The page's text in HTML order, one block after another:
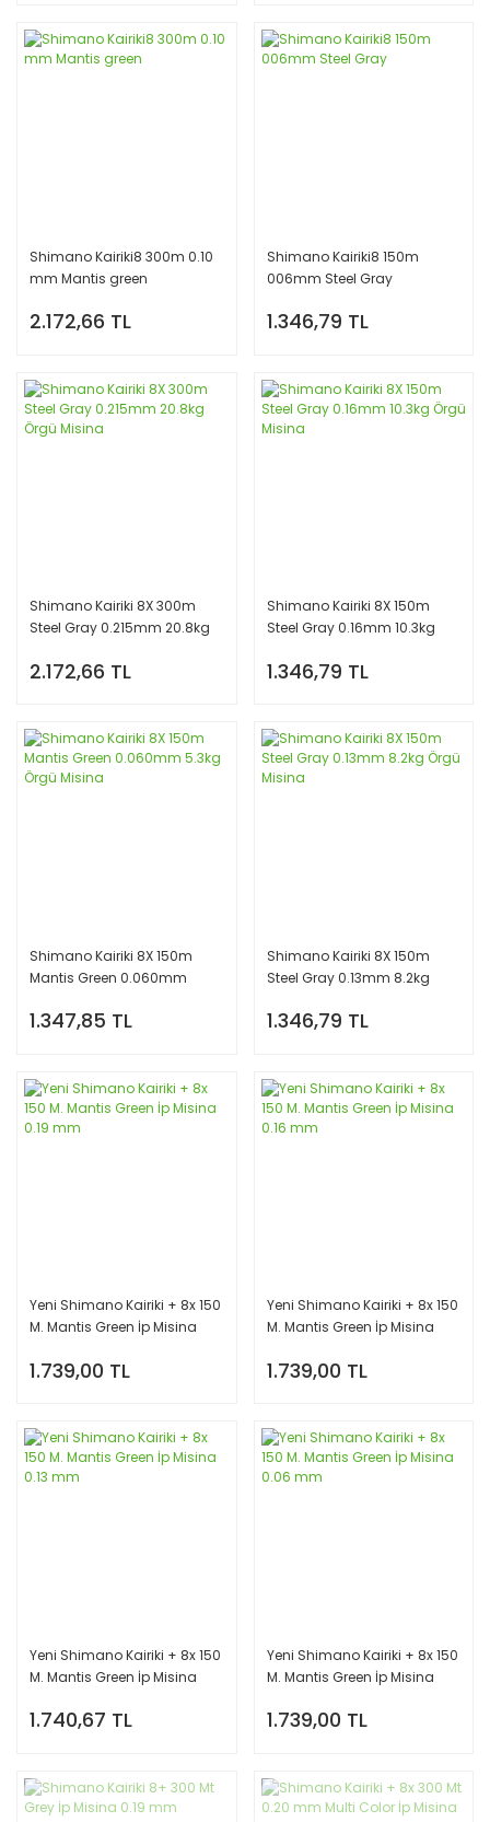
Shimano Kairiki8 300m 0.10
mm Mantis green
2.172,66 TL
Shimano Kairiki8 150m
006mm Steel Gray
1.346,79 TL
Shimano Kairiki 8X 300m
Steel Gray 0.215mm 20.8kg
2.172,66 TL
Shimano Kairiki 8X 150m
Steel Gray 0.16mm 10.3kg
1.346,79 TL
Shimano Kairiki 8X 150m
Mantis Green 0.060mm
1.347,85 TL
Shimano Kairiki 8X 150m
Steel Gray 0.13mm 8.2kg
1.346,79 TL
Yeni Shimano Kairiki + 8x 150
M. Mantis Green İp Misina
1.739,00 TL
Yeni Shimano Kairiki + 8x 150
M. Mantis Green İp Misina
1.739,00 TL
Yeni Shimano Kairiki + 8x 150
M. Mantis Green İp Misina
1.740,67 TL
Yeni Shimano Kairiki + 8x 150
M. Mantis Green İp Misina
1.739,00 TL